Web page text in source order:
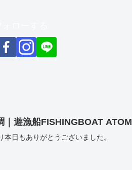
遊漁船FISHINGBOAT ATOM
日もありがとうございました。